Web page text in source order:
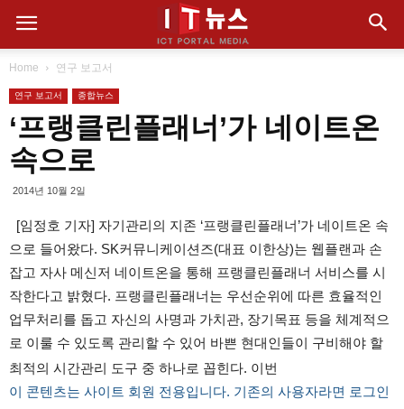
Home 연구 보고서
연구 보고서 종합뉴스
‘프랭클린플래너’가 네이트온
속으로
2014년 10월 2일
[임정호 기자] 자기관리의 지존 ‘프랭클린플래너’가 네이트온 속
으로 들어왔다. SK커뮤니케이션즈(대표 이한상)는 웹플랜과 손
잡고 자사 메신저 네이트온을 통해 프랭클린플래너 서비스를 시
작한다고 밝혔다. 프랭클린플래너는 우선순위에 따른 효율적인
업무처리를 돕고 자신의 사명과 가치관, 장기목표 등을 체계적으
로 이룰 수 있도록 관리할 수 있어 바쁜 현대인들이 구비해야 할
최적의 시간관리 도구 중 하나로 꼽힌다. 이번
이 콘텐츠는 사이트 회원 전용입니다. 기존의 사용자라면 로그인